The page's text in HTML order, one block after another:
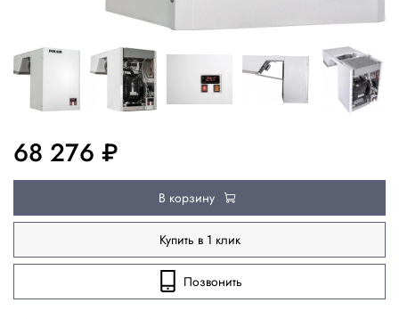
68 276 ₽
В корзину
Купить в 1 клик
Позвонить